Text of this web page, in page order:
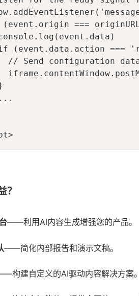
(event.origin ===
(event.data.action ===
// Send configuration
？
——利用AI内容生成增强您的产品。
——简化内部报告和演示文稿。
构建自定义的AI驱动内容解决方案。